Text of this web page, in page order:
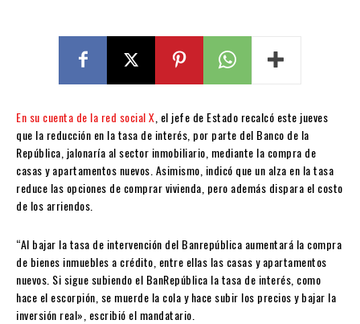
En su cuenta de la red social X , el jefe de Estado recalcó este jueves
que la reducción en la tasa de interés, por parte del Banco de la
República, jalonaría al sector inmobiliario, mediante la compra de
casas y apartamentos nuevos. Asimismo, indicó que un alza en la tasa
reduce las opciones de comprar vivienda, pero además dispara el costo
de los arriendos.
​“Al bajar la tasa de intervención del Banrepública aumentará la compra
de bienes inmuebles a crédito, entre ellas las casas y apartamentos
nuevos. Si sigue subiendo el BanRepública la tasa de interés, como
hace el escorpión, se muerde la cola y hace subir los precios y bajar la
inversión real», escribió el mandatario.